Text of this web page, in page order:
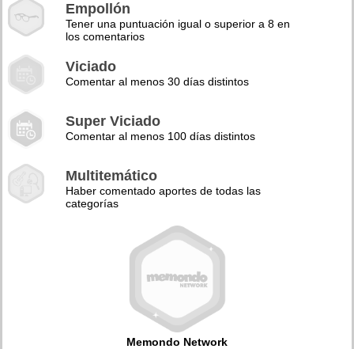
Empollón
Tener una puntuación igual o superior a 8 en
los comentarios
Viciado
Comentar al menos 30 días distintos
Super Viciado
Comentar al menos 100 días distintos
Multitemático
Haber comentado aportes de todas las
categorías
Memondo Network